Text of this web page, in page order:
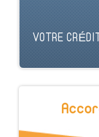
VOTRE